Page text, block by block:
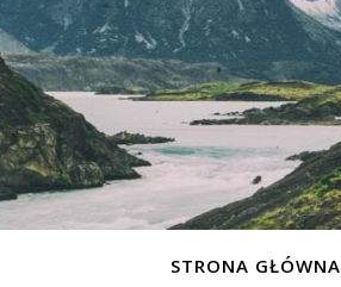
STRONA GŁÓWNA